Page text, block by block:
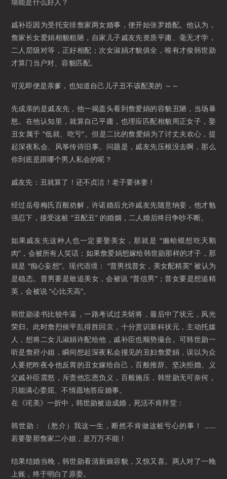
戚补臣因为受托安排詹家两女婚事，便开始张罗婚配。他认为，
詹家长女爱娟相貌粗陋，自家儿子戚友先资质平庸、毫无才学，
二人层级对等，正好相配；次女淑娟才貌俱全，唯有才俊韩世勋
才算门当户对、容貌匹配。
可见即便是亲爹，也知道自己儿子丑不该配美的 ～～
先成亲的是戚友先，他一揭盖头看到詹爱娟的容貌丑陋，当场暴
怒。在他认知里，就算自己平庸，也理应匹配相貌周正女子，娶
丑女属于 “低就、吃亏”。但是二比的詹爱娟为了讨丈夫欢心，提
起深夜私会、风筝传诗旧事。问题是，戚友先压根没去啊，那么
你到底是跟哪个男人私会的呢？
戚友先：丑就算了！还不贞洁！老子要休妻！
经过岳母梅氏百般劝解，许诺婚后允许戚友先随意纳妾，他才勉
强忍下，接受这桩 “丑配丑” 的婚姻，二人婚后终日争吵不断。
如果戚友先这种人也一定要娶美女，那就是 “癞蛤蟆想吃天鹅
肉”，会被所有人笑话；如果詹爱娟想嫁给韩世勋那样的才子，那
就是 “痴心妄想”。现代语境： “普男找普女，美女配精英” 被认为
是稳态。普男要是敢追美女，会被说 “普信男”；普女要是想追精
英，会被说 “心比天高”。
韩世勋读书比较牛逼，一路考试过关斩将，最后中了状元，风光
荣归。此时詹烈侯平乱得胜回京，十分赏识新科状元，主动托媒
人，想将二女儿淑娟许配给他，戚补臣也顺势撮合。可韩世勋一
听是詹府小姐，瞬间想起深夜私会撞见的丑妇詹爱娟，误以为众
人要把昨夜令他反胃的丑女嫁给自己，百般推辞、坚决拒婚。义
父戚补臣震怒，斥责他忘恩负义，百般施压，韩世勋无可奈何，
只能满心委屈、不情愿地答应婚事。
在《诧美》一折中，韩世勋被迫成婚，死活不肯拜堂：
韩世勋： （愁介）我这一生，断然不肯做这桩亏心的事！ ……
若要娶那詹家二小姐，是万万不能！
结果结婚当晚，韩世勋看清新娘容貌，又惊又喜。两人对了一晚
上账，终于明白了原委。